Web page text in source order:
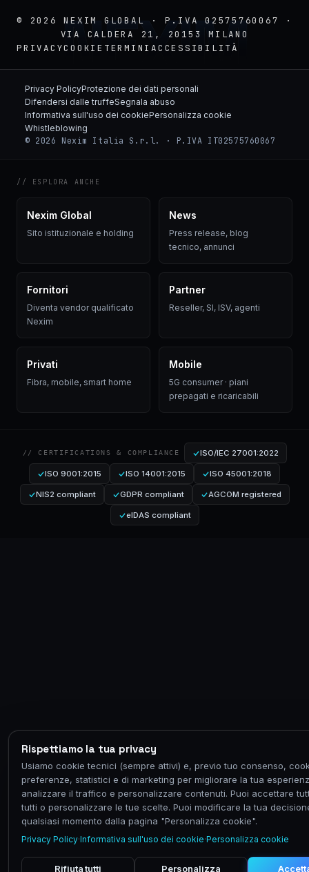
© 2026 NEXIM GLOBAL · P.IVA 02575760067 ·
VIA CALDERA 21, 20153 MILANO
PRIVACYCOOKIE TERMINI ACCESSIBILITÀ
NEXIM
Rispettiamo la tua privacy
Usiamo cookie tecnici (sempre attivi) e, previo tuo consenso,
preferenze, statistici e di marketing per migliorare la tua
analizzare il traffico e personalizzare contenuti. Puoi accettare
tutti o personalizzare le tue scelte. Puoi modificare la tua
qualsiasi momento dalla pagina "Personalizza cookie".
Privacy Policy·Informativa sull'uso dei cookie·Personalizza cookie
Rifiuta tutti Personalizza
Privacy PolicyProtezione dei dati personali
Difendersi dalle truffeSegnala abuso
Informativa sull'uso dei cookiePersonalizza cookie
Whistleblowing
© 2026 Nexim Italia S.r.l. · P.IVA IT02575760067
// ESPLORA ANCHE
Nexim Global
Sito istituzionale e holding
News
Press release, blog
tecnico, annunci
Fornitori
Diventa vendor qualificato
Nexim
Partner
Reseller, SI, ISV, agenti
Privati
Fibra, mobile, smart home
Mobile
5G consumer · piani
prepagati e ricaricabili
// CERTIFICATIONS & COMPLIANCE ISO/IEC 27001:2022
ISO 9001:2015 ISO 14001:2015 ISO 45001:2018
NIS2 compliant GDPR compliant AGCOM registered
eIDAS compliant